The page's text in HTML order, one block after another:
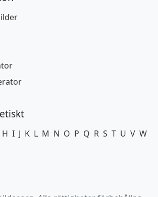
H I J K L M N O P Q R S T U V W